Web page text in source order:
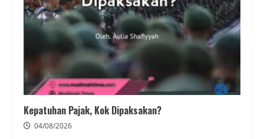
Kepatuhan Pajak, Kok Dipaksakan?
04/08/2026